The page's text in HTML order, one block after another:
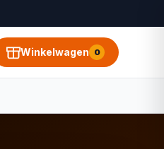
Winkelwagen 0